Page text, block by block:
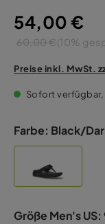
54,00 €
60,00 €(10%
Preise inkl. MwSt.
Sofort verfügbar,
Farbe: Black/
Größe Men's US: